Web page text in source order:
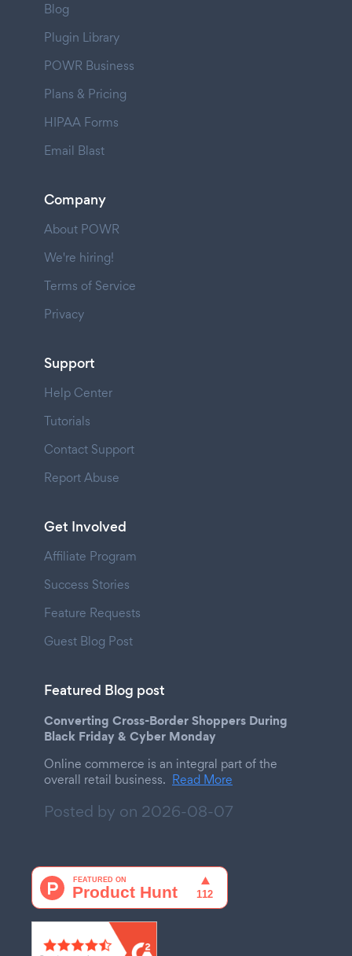
Blog
Plugin Library
POWR Business
Plans & Pricing
HIPAA Forms
Email Blast
Company
About POWR
We're hiring!
Terms of Service
Privacy
Support
Help Center
Tutorials
Contact Support
Report Abuse
Get Involved
Affiliate Program
Success Stories
Feature Requests
Guest Blog Post
Featured Blog post
Converting Cross-Border Shoppers During
Black Friday & Cyber Monday
Online commerce is an integral part of the
overall retail business. Read More
Posted by on 2026-08-07